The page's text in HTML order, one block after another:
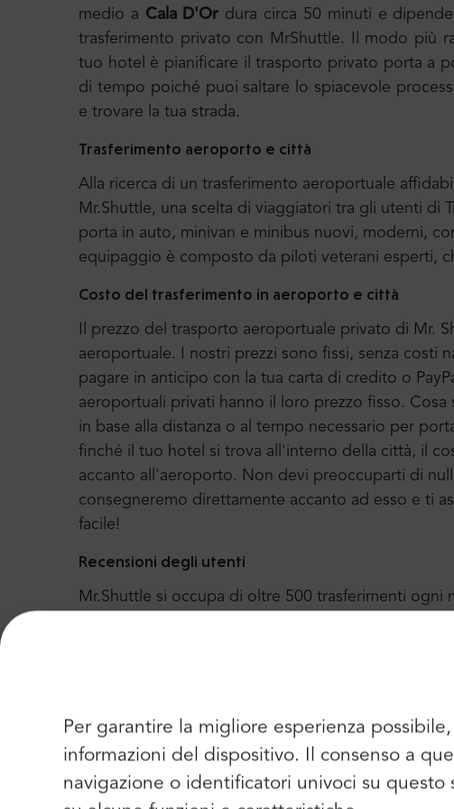
Per garantire la migliore esperienza
informazioni del dispositivo. Il consenso a
navigazione o identificatori univoci su
medio a Cala D'Or dura circa 50 minuti e
trasferimento privato con MrShuttle. Il modo più
tuo hotel è pianificare il trasporto privato porta a
di tempo poiché puoi saltare lo spiacevole
e trovare la tua strada.
Trasferimento aeroporto e città
Alla ricerca di un trasferimento aeroportuale
Mr.Shuttle, una scelta di viaggiatori tra gli utenti di
porta in auto, minivan e minibus nuovi, moderni,
equipaggio è composto da piloti veterani esperti,
Costo del trasferimento in aeroporto e città
Il prezzo del trasporto aeroportuale privato di Mr.
aeroportuale. I nostri prezzi sono fissi, senza costi
pagare in anticipo con la tua carta di credito o
aeroportuali privati hanno il loro prezzo fisso.
in base alla distanza o al tempo necessario per
finché il tuo hotel si trova all'interno della città, il
accanto all'aeroporto. Non devi preoccuparti di
consegneremo direttamente accanto ad esso e ti
facile!
Recensioni degli utenti
Mr.Shuttle si occupa di oltre 500 trasferimenti ogni
Possiamo dire con orgoglio che Trip-Advisor ci